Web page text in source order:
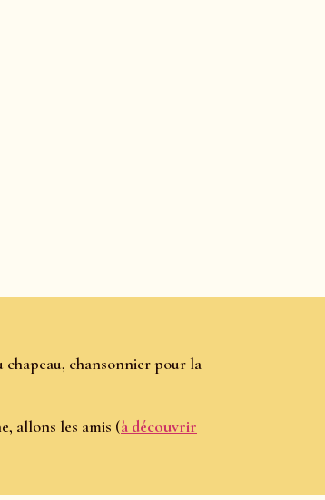
chansonnier pour la
allons les amis (à découvrir